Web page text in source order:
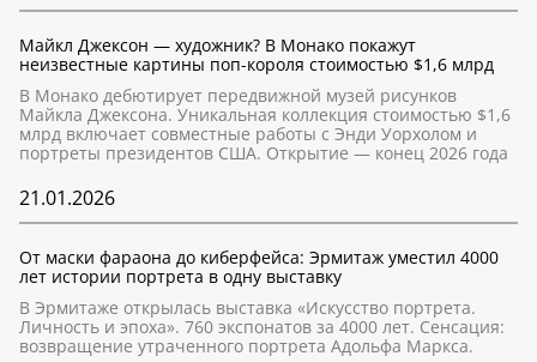
Майкл Джексон — художник? В Монако покажут
неизвестные картины поп-короля стоимостью $1,6 млрд
В Монако дебютирует передвижной музей рисунков
Майкла Джексона. Уникальная коллекция стоимостью $1,6
млрд включает совместные работы с Энди Уорхолом и
портреты президентов США. Открытие — конец 2026 года
21.01.2026
От маски фараона до киберфейса: Эрмитаж уместил 4000
лет истории портрета в одну выставку
В Эрмитаже открылась выставка «Искусство портрета.
Личность и эпоха». 760 экспонатов за 4000 лет. Сенсация:
возвращение утраченного портрета Адольфа Маркса.